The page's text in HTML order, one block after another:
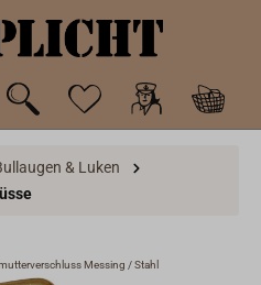
& Luken
Messing / Stahl